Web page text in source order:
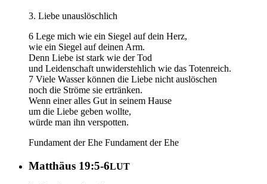
3. Liebe unauslöschlich
6 Lege mich wie ein Siegel auf dein Herz,
wie ein Siegel auf deinen Arm.
Denn Liebe ist stark wie der Tod
und Leidenschaft unwiderstehlich wie das Totenreich.
7 Viele Wasser können die Liebe nicht auslöschen
noch die Ströme sie ertränken.
Wenn einer alles Gut in seinem Hause
um die Liebe geben wollte,
würde man ihn verspotten.
Fundament der Ehe Fundament der Ehe
Matthäus 19:5-6LUT